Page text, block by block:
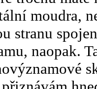
moudra,
stranu
naopak.